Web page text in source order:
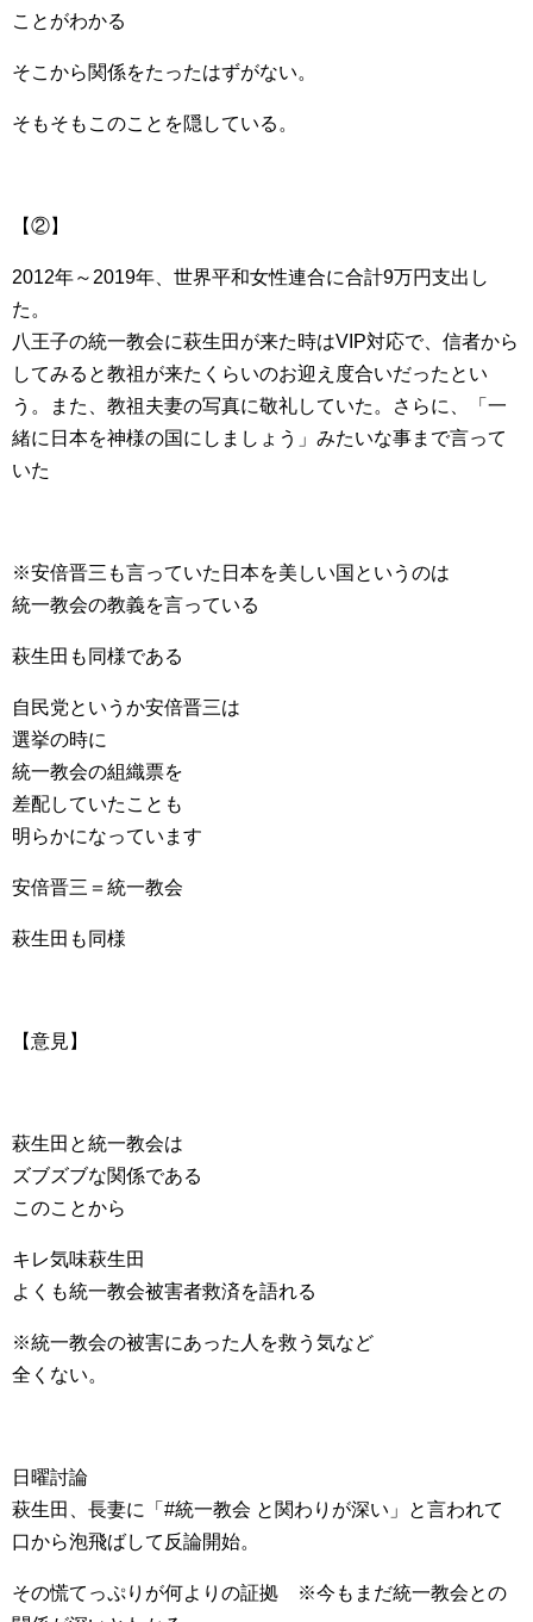
ことがわかる
そこから関係をたったはずがない。
そもそもこのことを隠している。
【②】
2012年～2019年、世界平和女性連合に合計9万円支出し
た。
八王子の統一教会に萩生田が来た時はVIP対応で、信者から
してみると教祖が来たくらいのお迎え度合いだったとい
う。また、教祖夫妻の写真に敬礼していた。さらに、「一
緒に日本を神様の国にしましょう」みたいな事まで言って
いた
※安倍晋三も言っていた日本を美しい国というのは
統一教会の教義を言っている
萩生田も同様である
自民党というか安倍晋三は
選挙の時に
統一教会の組織票を
差配していたことも
明らかになっています
安倍晋三＝統一教会
萩生田も同様
【意見】
萩生田と統一教会は
ズブズブな関係である
このことから
キレ気味萩生田
よくも統一教会被害者救済を語れる
※統一教会の被害にあった人を救う気など
全くない。
日曜討論
萩生田、長妻に「#統一教会 と関わりが深い」と言われて
口から泡飛ばして反論開始。
その慌てっぷりが何よりの証拠 ※今もまだ統一教会との